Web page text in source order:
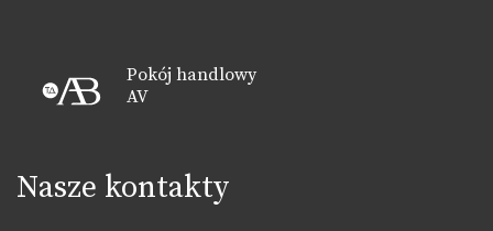
Pokój handlowy
AV
Nasze kontakty